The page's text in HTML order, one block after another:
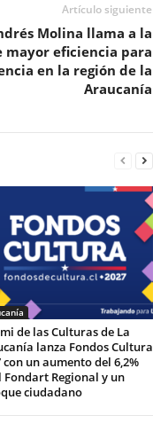
Artículo siguiente
Molina llama a la
mayor eficiencia para
en la región de la
Araucanía
de las Culturas de La
lanza Fondos Cultura
con un aumento del 6,2%
Fondart Regional y un
ciudadano